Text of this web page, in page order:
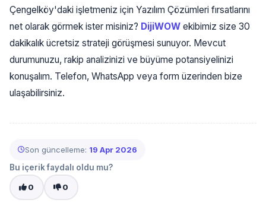
Çengelköy'daki işletmeniz için Yazılım Çözümleri fırsatlarını
net olarak görmek ister misiniz? DijiWOW ekibimiz size 30
dakikalık ücretsiz strateji görüşmesi sunuyor. Mevcut
durumunuzu, rakip analizinizi ve büyüme potansiyelinizi
konuşalım. Telefon, WhatsApp veya form üzerinden bize
ulaşabilirsiniz.
Son güncelleme: 19 Apr 2026
Bu içerik faydalı oldu mu?
0 0